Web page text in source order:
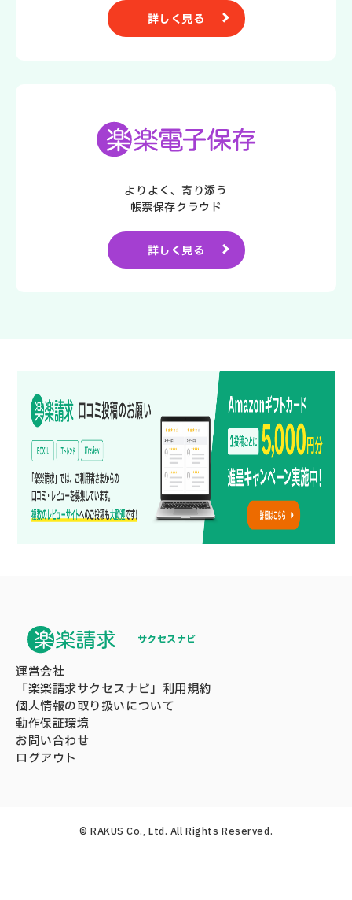
詳しく見る
よりよく、寄り添う
帳票保存クラウド
詳しく見る
サクセスナビ
運営会社
「楽楽請求サクセスナビ」利用規約
個人情報の取り扱いについて
動作保証環境
お問い合わせ
ログアウト
© RAKUS Co., Ltd. All Rights Reserved.